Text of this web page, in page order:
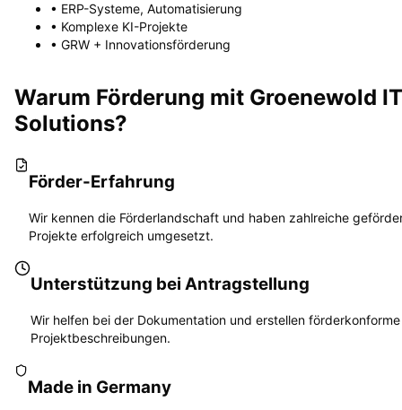
• ERP-Systeme, Automatisierung
• Komplexe KI-Projekte
• GRW + Innovationsförderung
Warum Förderung mit Groenewold IT
Solutions?
Förder-Erfahrung
Wir kennen die Förderlandschaft und haben zahlreiche
Projekte erfolgreich umgesetzt.
Unterstützung bei Antragstellung
Wir helfen bei der Dokumentation und erstellen förderkonforme
Projektbeschreibungen.
Made in Germany